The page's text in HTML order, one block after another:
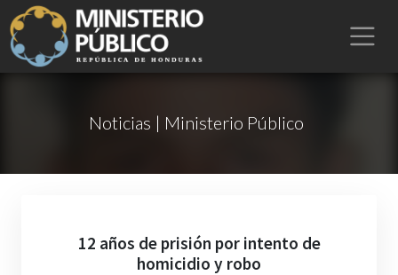
Noticias | Ministerio Público
12 años de prisión por intento de
homicidio y robo